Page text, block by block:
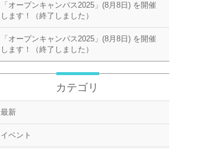
「オープンキャンパス2025」(8月8日) を開催
します！（終了しました）
「オープンキャンパス2025」(8月8日) を開催
します！（終了しました）
カテゴリ
最新
イベント